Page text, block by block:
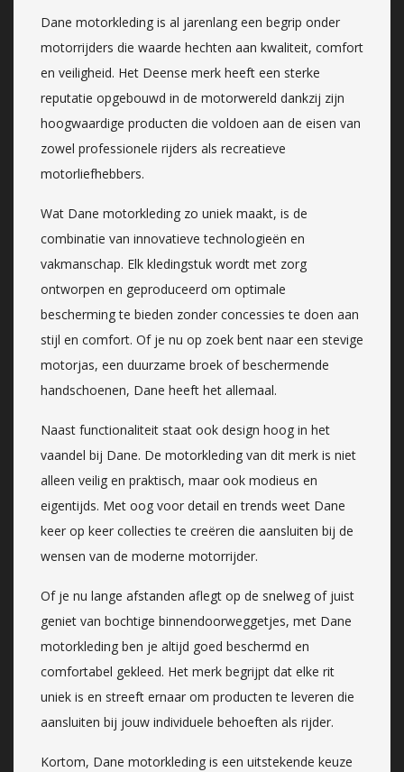
Dane motorkleding is al jarenlang een begrip onder
motorrijders die waarde hechten aan kwaliteit, comfort
en veiligheid. Het Deense merk heeft een sterke
reputatie opgebouwd in de motorwereld dankzij zijn
hoogwaardige producten die voldoen aan de eisen van
zowel professionele rijders als recreatieve
motorliefhebbers.
Wat Dane motorkleding zo uniek maakt, is de
combinatie van innovatieve technologieën en
vakmanschap. Elk kledingstuk wordt met zorg
ontworpen en geproduceerd om optimale
bescherming te bieden zonder concessies te doen aan
stijl en comfort. Of je nu op zoek bent naar een stevige
motorjas, een duurzame broek of beschermende
handschoenen, Dane heeft het allemaal.
Naast functionaliteit staat ook design hoog in het
vaandel bij Dane. De motorkleding van dit merk is niet
alleen veilig en praktisch, maar ook modieus en
eigentijds. Met oog voor detail en trends weet Dane
keer op keer collecties te creëren die aansluiten bij de
wensen van de moderne motorrijder.
Of je nu lange afstanden aflegt op de snelweg of juist
geniet van bochtige binnendoorweggetjes, met Dane
motorkleding ben je altijd goed beschermd en
comfortabel gekleed. Het merk begrijpt dat elke rit
uniek is en streeft ernaar om producten te leveren die
aansluiten bij jouw individuele behoeften als rijder.
Kortom, Dane motorkleding is een uitstekende keuze